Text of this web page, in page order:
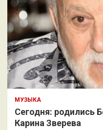
МУЗЫКА
Сегодня: родились
Карина Зверева